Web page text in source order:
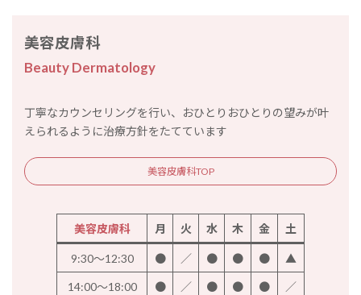
美容皮膚科
Beauty Dermatology
丁寧なカウンセリングを行い、おひとりおひとりの望みが叶
えられるように治療方針をたてています
美容皮膚科TOP
美容皮膚科 月 火 水 木 金 土
9:30～12:30 ● ／ ● ● ● ▲
14:00～18:00 ● ／ ● ● ● ／